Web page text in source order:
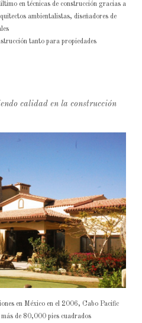
en técnicas de construcción gracias a
ambientalistas, diseñadores de
tanto para propiedades
calidad en la construcción
en México en el 2006, Cabo Pacific
de 80,000 pies cuadrados